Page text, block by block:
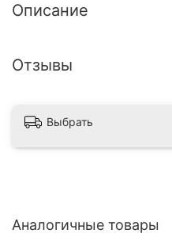
Описание
Отзывы
Выбрать
Аналогичные товары